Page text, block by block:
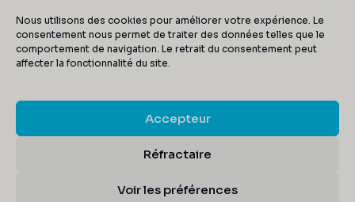
Nous utilisons des cookies pour améliorer votre expérience. Le
consentement nous permet de traiter des données telles que le
comportement de navigation. Le retrait du consentement peut
affecter la fonctionnalité du site.
Accepteur
Réfractaire
Voir les préférences
Actualités et événements
Certificats